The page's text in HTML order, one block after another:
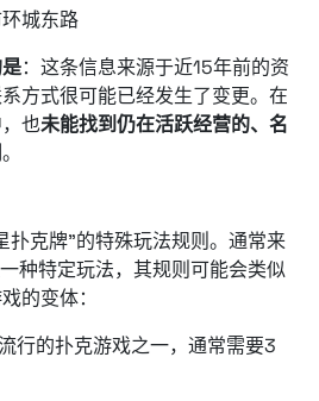
城东路
：这条信息来源于近15年前的资
方式很可能已经发生了变更。在
也未能找到仍在活跃经营的、名
。
扑克牌”的特殊玩法规则。通常来
种特定玩法，其规则可能会类似
的变体：
行的扑克游戏之一，通常需要3